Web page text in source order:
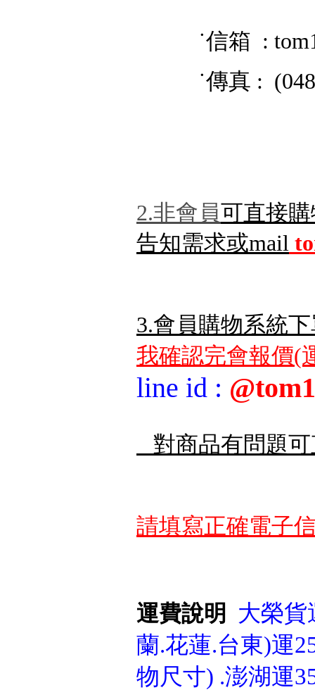
˙信箱 :
˙傳真 :
2.非會員可直接
告知需求或mail
3.會員購物系統
我確認完會報價(
line id :
對商品有問題
請填寫正確電子
運費說明
大榮貨
蘭.花蓮.台東)運
物尺寸) .澎湖運